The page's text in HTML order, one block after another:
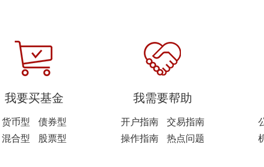
我要买基金
货币型
债券型
混合型
股票型
我需要帮助
开户指南
交易指南
操作指南
热点问题